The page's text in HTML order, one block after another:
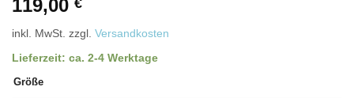
119,00
inkl. MwSt. zzgl. Versandkosten
Lieferzeit: ca. 2-4 Werktage
Größe